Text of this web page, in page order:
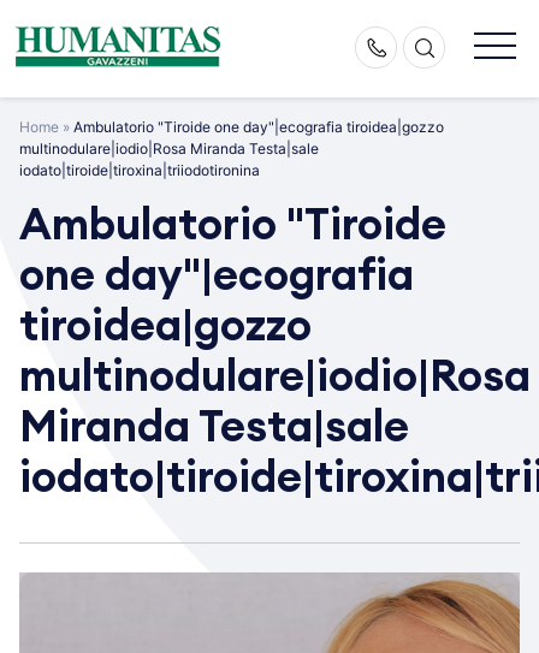
content
Home » Ambulatorio "Tiroide one day"|ecografia tiroidea|gozzo
multinodulare|iodio|Rosa Miranda Testa|sale
iodato|tiroide|tiroxina|triiodotironina
Ambulatorio "Tiroide
one day"|ecografia
tiroidea|gozzo
multinodulare|iodio|Rosa
Miranda Testa|sale